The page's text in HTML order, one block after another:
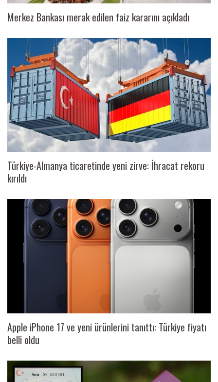
Merkez Bankası merak edilen faiz kararını açıkladı
Türkiye-Almanya ticaretinde yeni zirve: İhracat rekoru
kırıldı
Apple iPhone 17 ve yeni ürünlerini tanıttı: Türkiye fiyatı
belli oldu